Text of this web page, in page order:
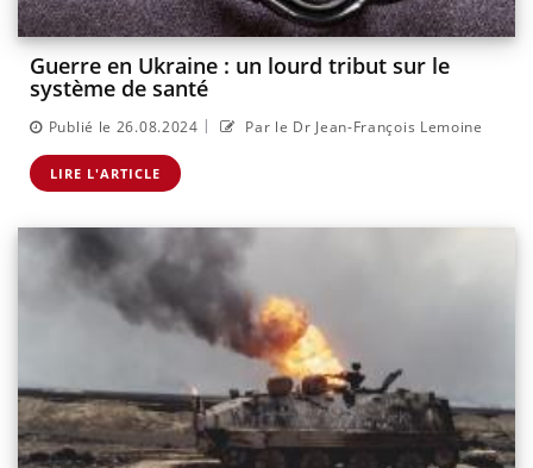
Guerre en Ukraine : un lourd tribut sur le
système de santé
Publié le 26.08.2024 | Par le Dr Jean-François Lemoine
LIRE L'ARTICLE